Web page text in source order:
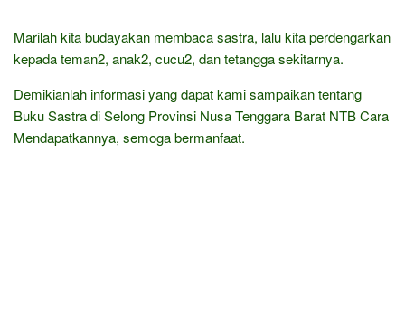
Marilah kita budayakan membaca sastra, lalu kita perdengarkan
kepada teman2, anak2, cucu2, dan tetangga sekitarnya.
Demikianlah informasi yang dapat kami sampaikan tentang
Buku Sastra di Selong Provinsi Nusa Tenggara Barat NTB Cara
Mendapatkannya, semoga bermanfaat.